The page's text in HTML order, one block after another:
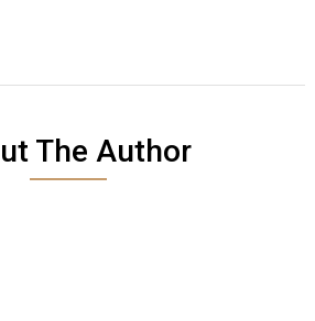
The Author